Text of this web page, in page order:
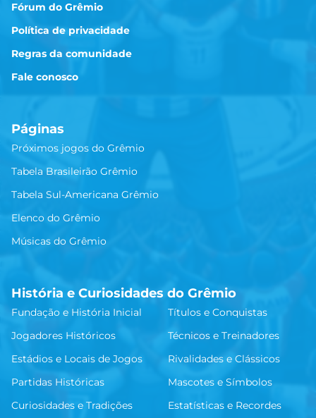
Fórum do Grêmio
Política de privacidade
Regras da comunidade
Fale conosco
Páginas
Próximos jogos do Grêmio
Tabela Brasileirão Grêmio
Tabela Sul-Americana Grêmio
Elenco do Grêmio
Músicas do Grêmio
História e Curiosidades do Grêmio
Fundação e História Inicial
Títulos e Conquistas
Jogadores Históricos
Técnicos e Treinadores
Estádios e Locais de Jogos
Rivalidades e Clássicos
Partidas Históricas
Mascotes e Símbolos
Curiosidades e Tradições
Estatísticas e Recordes